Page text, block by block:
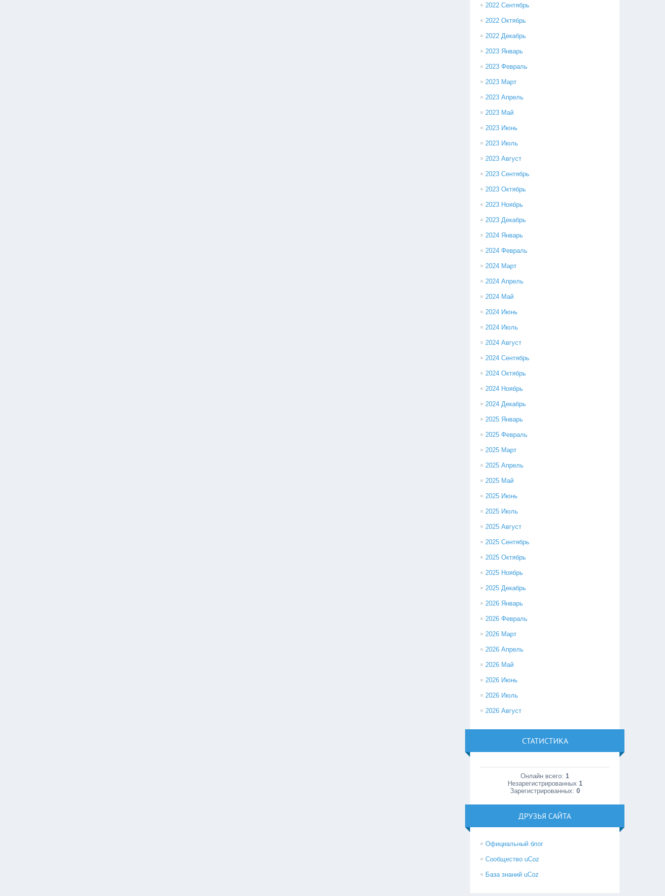
2022 Сентябрь
2022 Октябрь
2022 Декабрь
2023 Январь
2023 Февраль
2023 Март
2023 Апрель
2023 Май
2023 Июнь
2023 Июль
2023 Август
2023 Сентябрь
2023 Октябрь
2023 Ноябрь
2023 Декабрь
2024 Январь
2024 Февраль
2024 Март
2024 Апрель
2024 Май
2024 Июнь
2024 Июль
2024 Август
2024 Сентябрь
2024 Октябрь
2024 Ноябрь
2024 Декабрь
2025 Январь
2025 Февраль
2025 Март
2025 Апрель
2025 Май
2025 Июнь
2025 Июль
2025 Август
2025 Сентябрь
2025 Октябрь
2025 Ноябрь
2025 Декабрь
2026 Январь
2026 Февраль
2026 Март
2026 Апрель
2026 Май
2026 Июнь
2026 Июль
2026 Август
СТАТИСТИКА
Онлайн всего:1
Незарегистрированных 1
Зарегистрированных: 0
ДРУЗЬЯ САЙТА
Официальный блог
Сообщество uCoz
База знаний uCoz